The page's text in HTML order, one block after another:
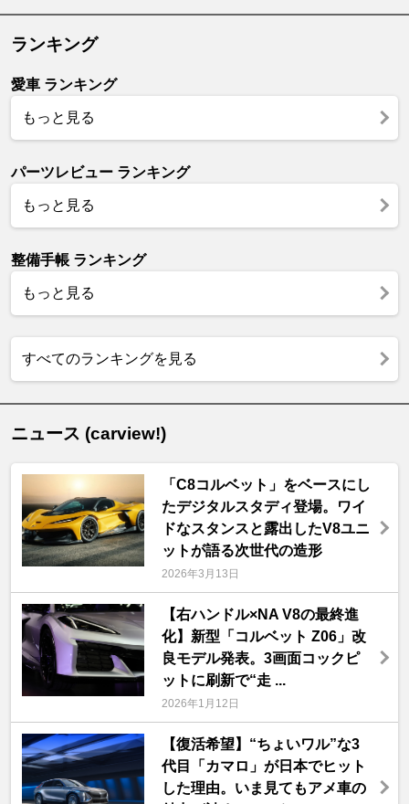
ランキング
愛車 ランキング
もっと見る
パーツレビュー ランキング
もっと見る
整備手帳 ランキング
もっと見る
すべてのランキングを見る
ニュース (carview!)
「C8コルベット」をベースにし
たデジタルスタディ登場。ワイ
ドなスタンスと露出したV8ユニ
ットが語る次世代の造形
2026年3月13日
【右ハンドル×NA V8の最終進
化】新型「コルベット Z06」改
良モデル発表。3画面コックピ
ットに刷新で“走 ...
2026年1月12日
【復活希望】“ちょいワル”な3
代目「カマロ」が日本でヒット
した理由。いま見てもアメ車の